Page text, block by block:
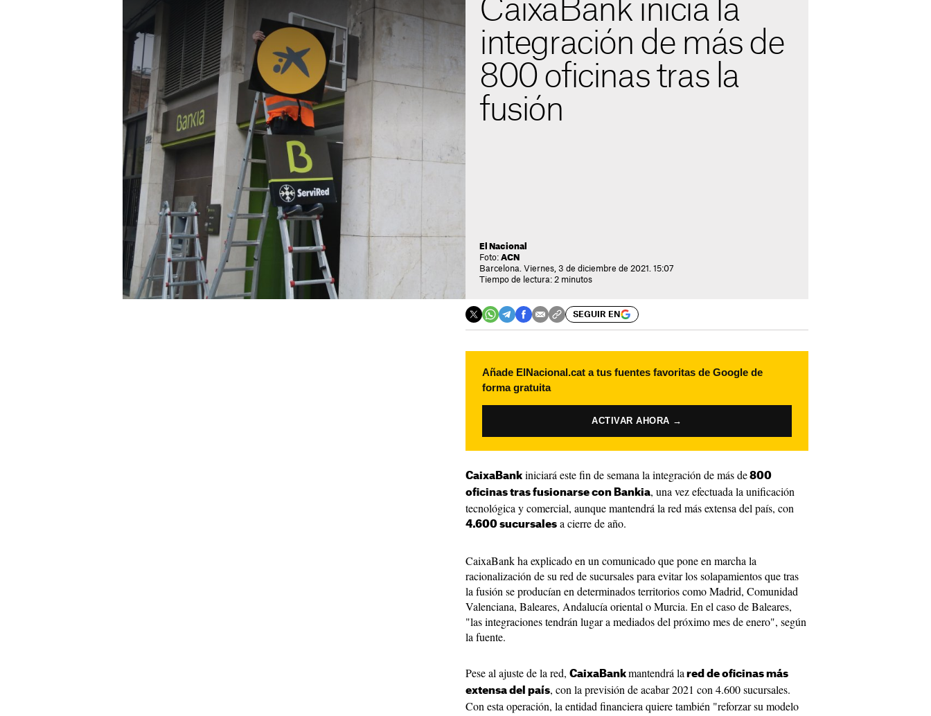
CaixaBank inicia la
integración de más de
800 oficinas tras la
fusión
El Nacional
Foto: ACN
Barcelona. Viernes, 3 de diciembre de 2021. 15:07
Tiempo de lectura: 2 minutos
SEGUIR EN
Añade ElNacional.cat a tus fuentes favoritas de Google de
forma gratuita
ACTIVAR AHORA →
CaixaBank iniciará este fin de semana la integración de más de 800
oficinas tras fusionarse con Bankia, una vez efectuada la unificación
tecnológica y comercial, aunque mantendrá la red más extensa del país, con
4.600 sucursales a cierre de año.
CaixaBank ha explicado en un comunicado que pone en marcha la
racionalización de su red de sucursales para evitar los solapamientos que tras
la fusión se producían en determinados territorios como Madrid, Comunidad
Valenciana, Baleares, Andalucía oriental o Murcia. En el caso de Baleares,
"las integraciones tendrán lugar a mediados del próximo mes de enero", según
la fuente.
Pese al ajuste de la red, CaixaBank mantendrá la red de oficinas más
extensa del país, con la previsión de acabar 2021 con 4.600 sucursales.
Con esta operación, la entidad financiera quiere también "reforzar su modelo